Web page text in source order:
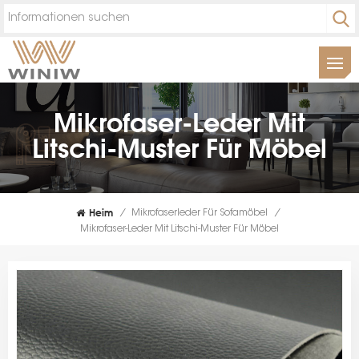
Mikrofaser-Leder Mit
Litschi-Muster Für Möbel
Heim / Mikrofaserleder Für Sofamöbel
/
Mikrofaser-Leder Mit Litschi-Muster Für Möbel